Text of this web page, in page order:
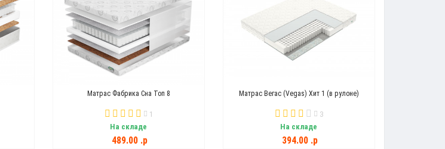
Матрас Фабрика Сна Топ 8
1
На складе
489.00 .p
Матрас Вегас (Vegas) Хит 1 (в рулоне)
3
На складе
394.00 .p